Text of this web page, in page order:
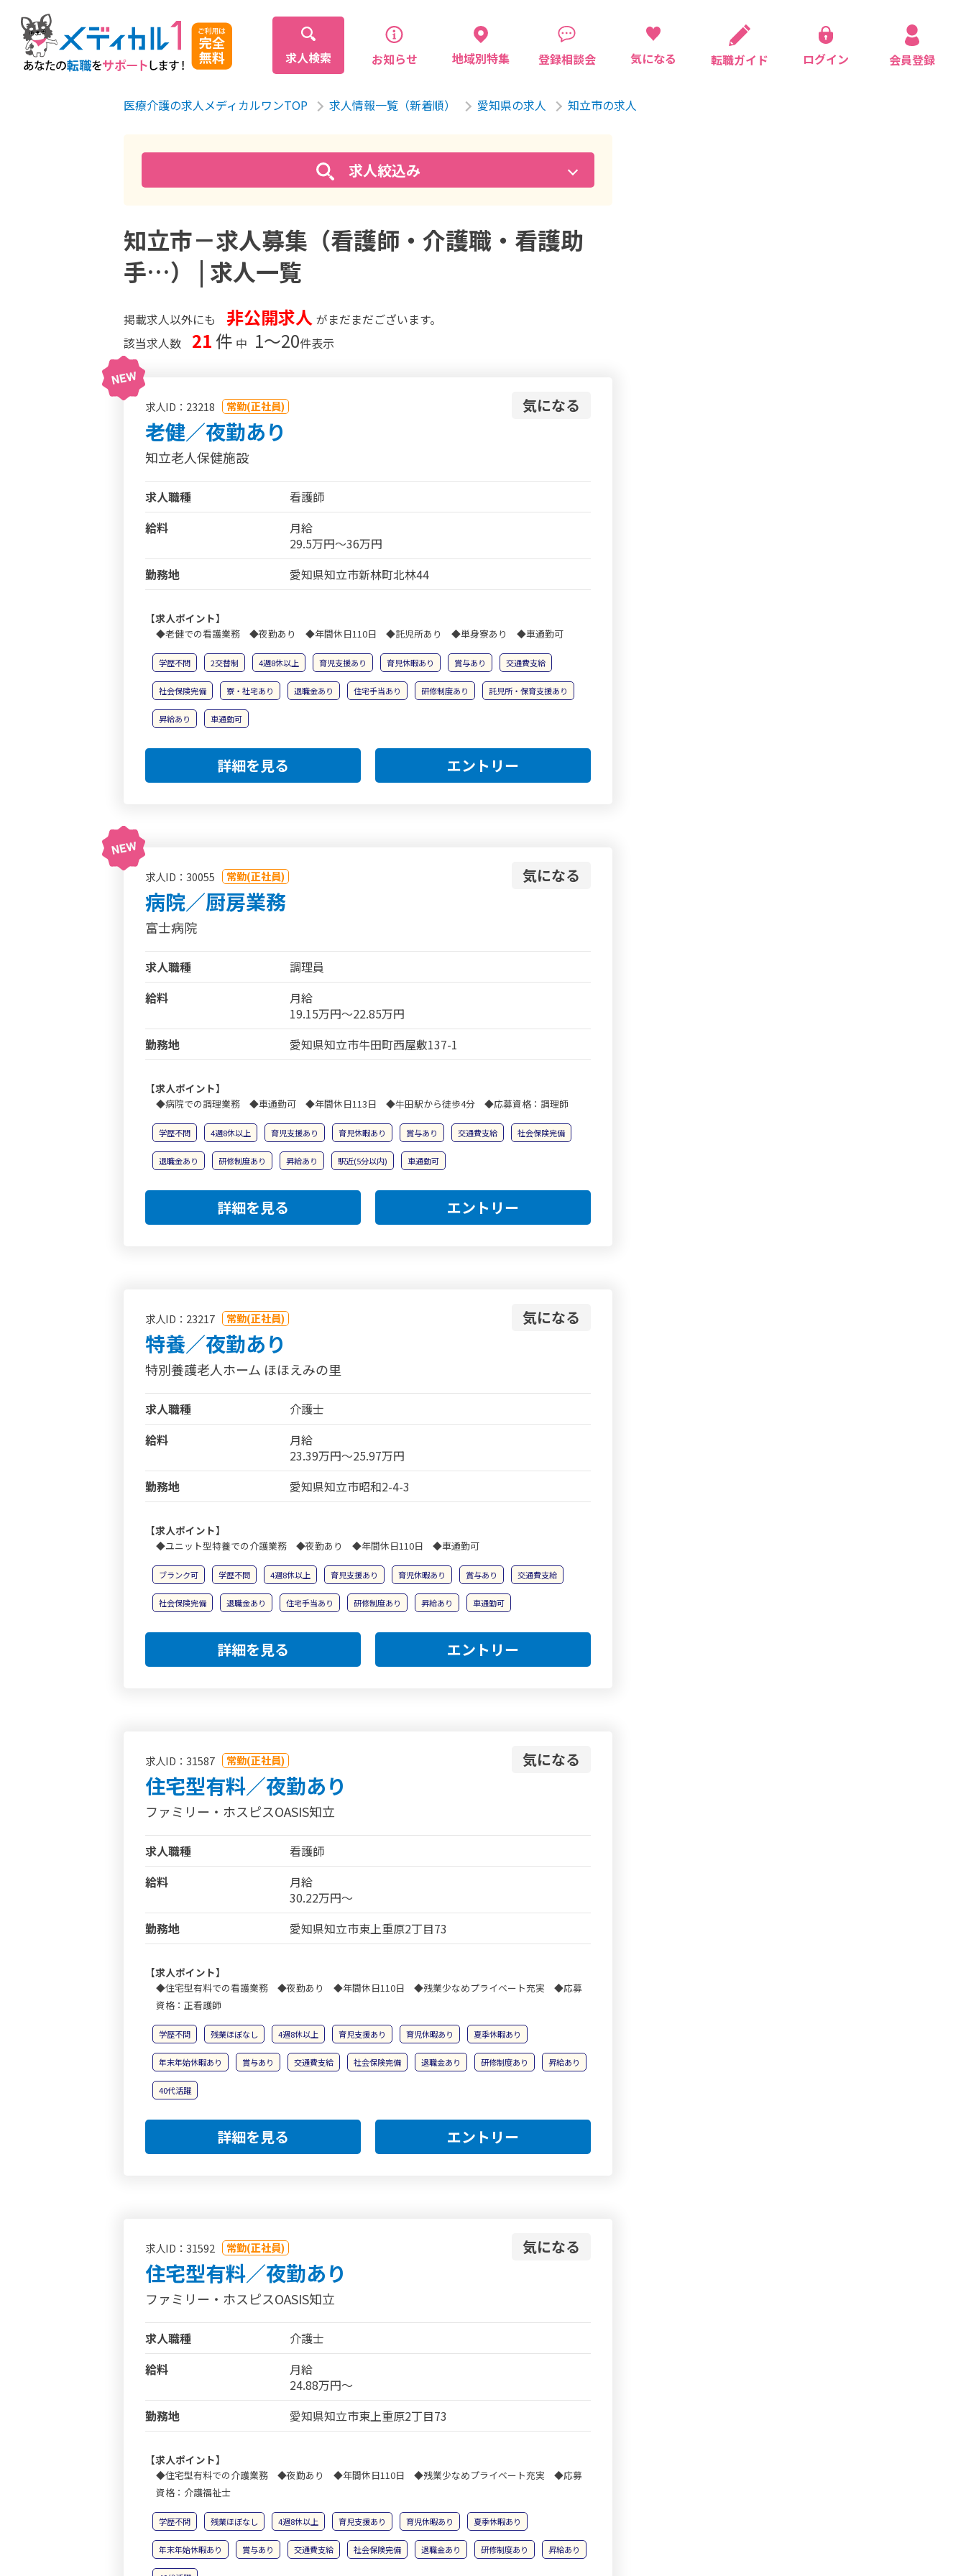
求人検索 お知らせ 地域別特集 登録相談会 気になる 転職ガイド ログイン 会員登録
医療介護の求人メディカルワンTOP 求人情報一覧（新着順） 愛知県の求人 知立市の求人
求人絞込み
知立市－求人募集（看護師・介護職・看護助
手…） | 求人一覧
掲載求人以外にも 非公開求人 がまだまだございます。
該当求人数
21 件 中 1〜20件表示
求人ID：23218 常勤(正社員) 気になる
老健／夜勤あり
知立老人保健施設
求人職種
看護師
給料
月給
29.5万円～36万円
勤務地
愛知県知立市新林町北林44
【求人ポイント】
◆老健での看護業務 ◆夜勤あり ◆年間休日110日 ◆託児所あり ◆単身寮あり ◆車通勤可
学歴不問 2交替制 4週8休以上 育児支援あり 育児休暇あり 賞与あり 交通費支給
社会保険完備 寮・社宅あり 退職金あり 住宅手当あり 研修制度あり 託児所・保育支援あり
昇給あり 車通勤可
詳細を見る エントリー
求人ID：30055 常勤(正社員) 気になる
病院／厨房業務
富士病院
求人職種
調理員
給料
月給
19.15万円～22.85万円
勤務地
愛知県知立市牛田町西屋敷137-1
【求人ポイント】
◆病院での調理業務 ◆車通勤可 ◆年間休日113日 ◆牛田駅から徒歩4分 ◆応募資格：調理師
学歴不問 4週8休以上 育児支援あり 育児休暇あり 賞与あり 交通費支給 社会保険完備
退職金あり 研修制度あり 昇給あり 駅近(5分以内) 車通勤可
詳細を見る エントリー
求人ID：23217 常勤(正社員) 気になる
特養／夜勤あり
特別養護老人ホーム ほほえみの里
求人職種
介護士
給料
月給
23.39万円～25.97万円
勤務地
愛知県知立市昭和2-4-3
【求人ポイント】
◆ユニット型特養での介護業務 ◆夜勤あり ◆年間休日110日 ◆車通勤可
ブランク可 学歴不問 4週8休以上 育児支援あり 育児休暇あり 賞与あり 交通費支給
社会保険完備 退職金あり 住宅手当あり 研修制度あり 昇給あり 車通勤可
詳細を見る エントリー
求人ID：31587 常勤(正社員) 気になる
住宅型有料／夜勤あり
ファミリー・ホスピスOASIS知立
求人職種
看護師
給料
月給
30.22万円～
勤務地
愛知県知立市東上重原2丁目73
【求人ポイント】
◆住宅型有料での看護業務 ◆夜勤あり ◆年間休日110日 ◆残業少なめプライベート充実 ◆応募
資格：正看護師
学歴不問 残業ほぼなし 4週8休以上 育児支援あり 育児休暇あり 夏季休暇あり
年末年始休暇あり 賞与あり 交通費支給 社会保険完備 退職金あり 研修制度あり 昇給あり
40代活躍
詳細を見る エントリー
求人ID：31592 常勤(正社員) 気になる
住宅型有料／夜勤あり
ファミリー・ホスピスOASIS知立
求人職種
介護士
給料
月給
24.88万円～
勤務地
愛知県知立市東上重原2丁目73
【求人ポイント】
◆住宅型有料での介護業務 ◆夜勤あり ◆年間休日110日 ◆残業少なめプライベート充実 ◆応募
資格：介護福祉士
学歴不問 残業ほぼなし 4週8休以上 育児支援あり 育児休暇あり 夏季休暇あり
年末年始休暇あり 賞与あり 交通費支給 社会保険完備 退職金あり 研修制度あり 昇給あり